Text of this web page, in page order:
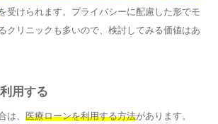
受けられます。プライバシーに配慮した形でモ
クリニックも多いので、検討してみる価値はあ
用する
は、 医療ローンを利用する方法があります。